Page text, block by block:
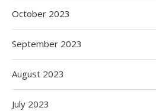
October 2023
September 2023
August 2023
July 2023